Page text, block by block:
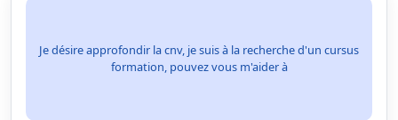
Je désire approfondir la cnv, je suis à la recherche d'un cursus
formation, pouvez vous m'aider à